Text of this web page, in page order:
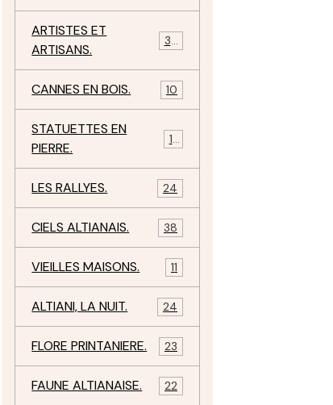
ARTISTES ET
ARTISANS.
34
CANNES EN BOIS. 10
STATUETTES EN
PIERRE.
17
LES RALLYES. 24
CIELS ALTIANAIS. 38
VIEILLES MAISONS. 11
ALTIANI, LA NUIT. 24
FLORE PRINTANIERE. 23
FAUNE ALTIANAISE. 22